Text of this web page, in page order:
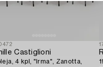
Castiglioni
4 kpl, "Irma", Zanotta,